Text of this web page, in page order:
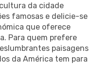
da cidade
famosas e delicie-se
que oferece
Para quem prefere
paisagens
da América tem para